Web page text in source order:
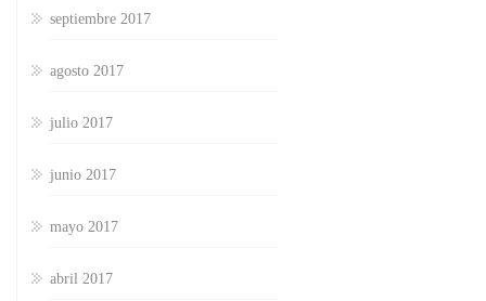
septiembre 2017
agosto 2017
julio 2017
junio 2017
mayo 2017
abril 2017